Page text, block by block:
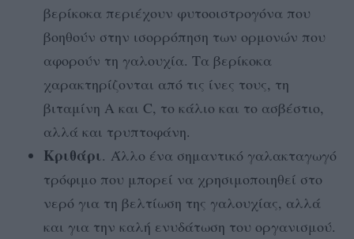
βερίκοκα περιέχουν φυτοοιστρογόνα που
βοηθούν στην ισορρόπηση των ορμονών που
αφορούν τη γαλουχία. Τα βερίκοκα
χαρακτηρίζονται από τις ίνες τους, τη
βιταμίνη Α και C, το κάλιο και το ασβέστιο,
αλλά και τρυπτοφάνη.
Κριθάρι. Άλλο ένα σημαντικό γαλακταγωγό
τρόφιμο που μπορεί να χρησιμοποιηθεί στο
νερό για τη βελτίωση της γαλουχίας, αλλά
και για την καλή ενυδάτωση του οργανισμού.